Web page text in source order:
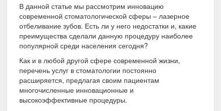
В данной статье мы рассмотрим инновацию
современной стоматологической сферы – лазерное
отбеливание зубов. Есть ли у него недостатки и, какие
преимущества сделали данную процедуру наиболее
популярной среди населения сегодня?
Как и в любой другой сфере современной жизни,
перечень услуг в стоматологии постоянно
расширяется, предлагая своим пациентам
многочисленные инновационные и
высокоэффективные процедуры.